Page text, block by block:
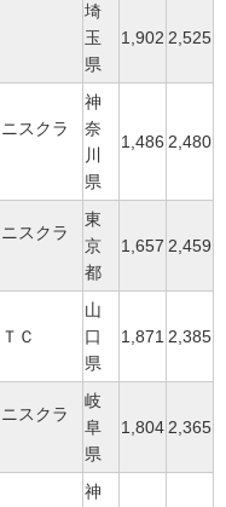
埼
玉
県
1,902 2,525
スクラ
神
奈
川
県
1,486 2,480
スクラ
東
京
都
1,657 2,459
Ｃ
山
口
県
1,871 2,385
スクラ
岐
阜
県
1,804 2,365
神